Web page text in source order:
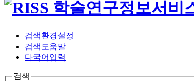
검색환경설정
검색도움말
다국어입력
검색